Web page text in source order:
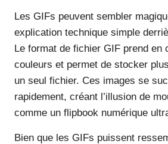
Les GIFs peuvent sembler
explication technique simple
Le format de fichier GIF prend en
couleurs et permet de stocker
un seul fichier. Ces images se
rapidement, créant l’illusion de
comme un flipbook numérique
Bien que les GIFs puissent